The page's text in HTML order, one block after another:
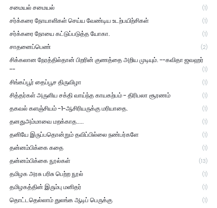
சமையல் சமையல் (1)
சர்க்கரை நோயாளிகள் செய்ய வேண்டிய உடற்பயிற்சிகள் (1)
சர்க்கரை நோயை கட்டுப்படுத்த யோகா. (1)
சாதனைப்பெண் (2)
சிக்கலான நேரத்தில்தான் பிறரின் குணத்தை அறிய முடியும். --கவிதா ஜவஹர்
--
(1)
சிங்கப்பூர் தைப்பூச திருவிழா (1)
சித்தர்கள் அருளிய சக்தி வாய்ந்த காயகற்பம் - திரிபலா சூரணம் (1)
தகவல் களஞ்சியம் -1-ஆசிரியருக்கு மரியாதை. (1)
தனதுஅம்மாவை மறக்காத..... (1)
தனியே இருப்பதொன்றும் தவிப்பில்லை நண்பர்களே (1)
தன்னம்பிக்கை கதை (1)
தன்னம்பிக்கை நூல்கள் (13)
தமிழக அரசு பரிசு பெற்ற நூல் (1)
தமிழகத்தின் இரும்பு மனிதர் (1)
தொட்டதெல்லாம் துலங்க ஆடிப் பெருக்கு (1)